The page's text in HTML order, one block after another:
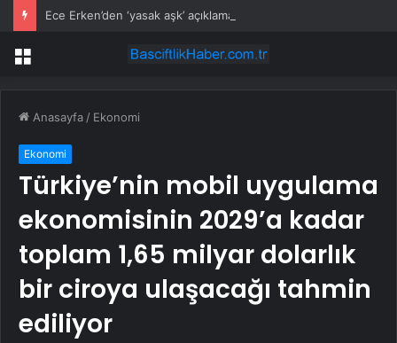
Menü
Anasayfa / Ekonomi
Ekonomi
Türkiye’nin mobil uygulama
ekonomisinin 2029’a kadar
toplam 1,65 milyar dolarlık
bir ciroya ulaşacağı tahmin
ediliyor